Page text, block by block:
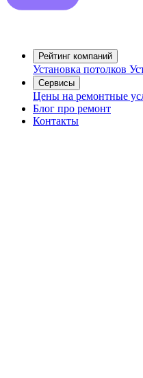
Рейтинг компаний
Установка потолков
Сервисы
Цены на ремонтные
Блог про ремонт
Контакты